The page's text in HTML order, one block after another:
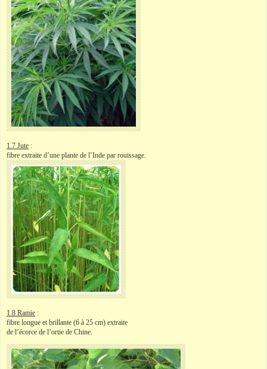
1.7 Jute :
fibre extraite d’une plante de l’Inde par rouissage.
1.8 Ramie :
fibre longue et brillante (6 à 25 cm) extraite
de l’écorce de l’ortie de Chine.